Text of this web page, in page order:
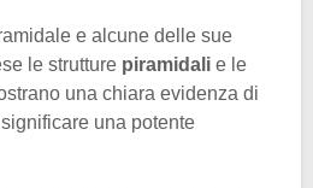
e alcune delle sue
le strutture piramidali e le
una chiara evidenza di
una potente